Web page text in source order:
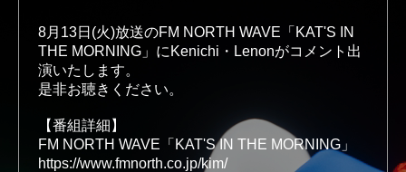
8月13日(火)放送のFM NORTH WAVE「KAT'S IN
THE MORNING」にKenichi・Lenonがコメント出
演いたします。
是非お聴きください。
【番組詳細】
https://www.fmnorth.co.jp/kim/